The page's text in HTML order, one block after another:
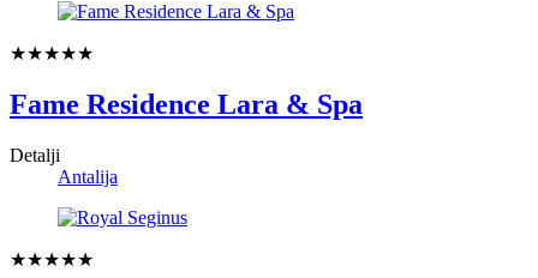
★★★★★
Fame Residence Lara & Spa
Detalji
Antalija
★★★★★